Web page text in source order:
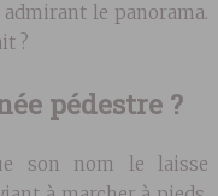
le panorama.
?
pédestre ?
son nom le laisse